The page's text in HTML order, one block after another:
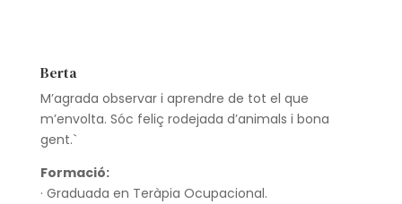
Berta
M’agrada observar i aprendre de tot el que
m’envolta. Sóc feliç rodejada d’animals i bona
gent.`
Formació:
· Graduada en Teràpia Ocupacional.